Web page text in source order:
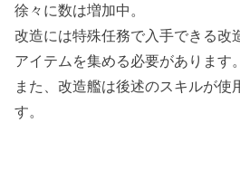
徐々に数は増加中。
改造には特殊任務で入手できる改
アイテムを集める必要があります。
また、改造艦は後述のスキルが使
す。